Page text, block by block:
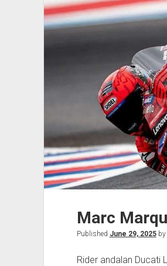
Marc
Published June 29, 2025by
Rider andalan Ducati